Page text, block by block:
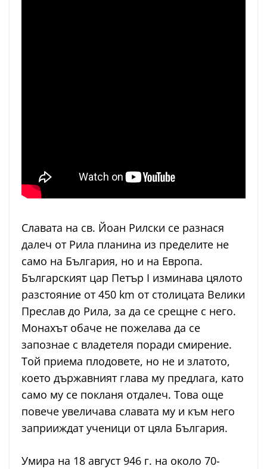
Славата на св. Йоан Рилски се разнася
далеч от Рила планина из пределите не
само на България, но и на Европа.
Българският цар Петър I изминава цялото
разстояние от 450 km от столицата Велики
Преслав до Рила, за да се срещне с него.
Монахът обаче не пожелава да се
запознае с владетеля поради смирение.
Той приема плодовете, но не и златото,
което държавният глава му предлага, като
само му се покланя отдалеч. Това още
повече увеличава славата му и към него
заприиждат ученици от цяла България.
Умира на 18 август 946 г. на около 70-